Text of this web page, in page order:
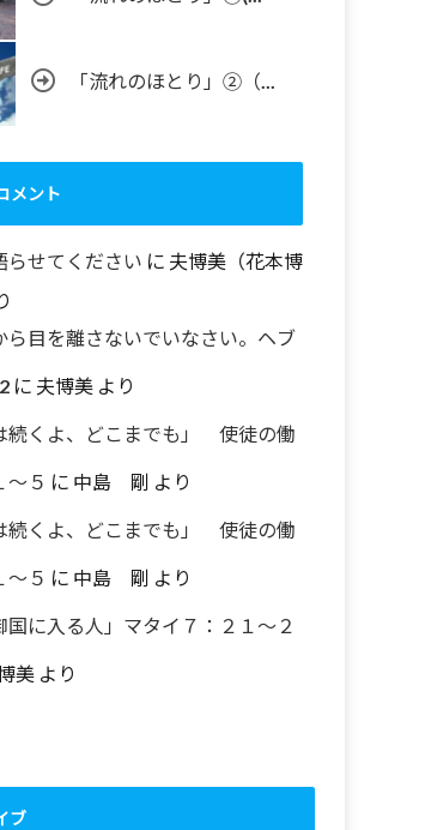
「流れのほとり」②（...
メント
らせてください に 夫博美（花本博
ら目を離さないでいなさい。ヘブ
に 夫博美 より
続くよ、どこまでも」 使徒の働
～５ に 中島 剛 より
続くよ、どこまでも」 使徒の働
～５ に 中島 剛 より
国に入る人」マタイ７：２１～２
美 より
ブ